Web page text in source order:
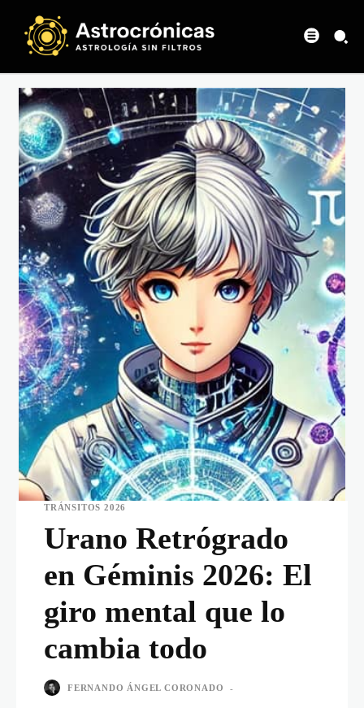
TRÁNSITOS 2026
Urano Retrógrado
en Géminis 2026: El
giro mental que lo
cambia todo
FERNANDO ÁNGEL CORONADO -